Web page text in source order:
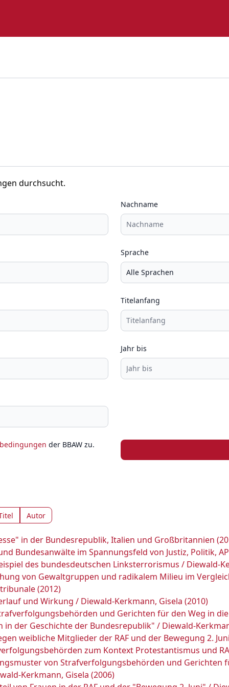
durchsucht.
Nachname
Sprache
Titelanfang
Jahr bis
der BBAW zu.
Autor
in der Bundesrepublik, Italien und Großbritannien
Bundesanwälte im Spannungsfeld von Justiz, Politik,
des bundesdeutschen Linksterrorismus / Diewald-
von Gewaltgruppen und radikalem Milieu im
(2012)
und Wirkung / Diewald-Kerkmann, Gisela (2010)
und Gerichten für den Weg in
der Geschichte der Bundesrepublik" / Diewald-
weibliche Mitglieder der RAF und der Bewegung 2.
zum Kontext Protestantismus und
von Strafverfolgungsbehörden und Gerichten
Kerkmann, Gisela (2006)